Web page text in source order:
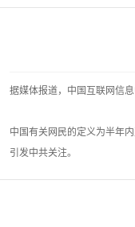
据媒体报道，中国互联网信
中国有关网民的定义为半年
引发中共关注。